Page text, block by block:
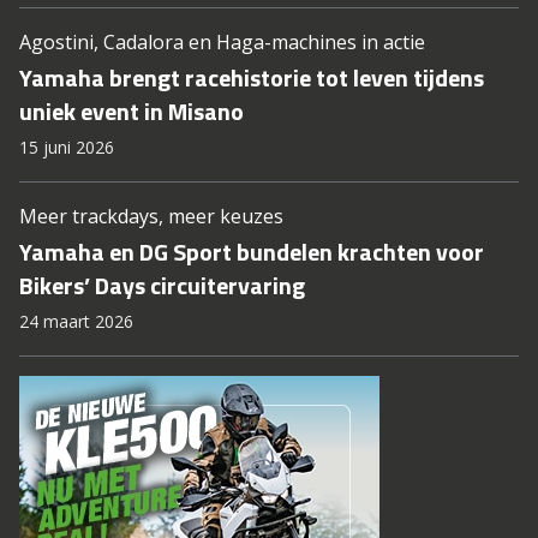
Agostini, Cadalora en Haga-machines in actie
Yamaha brengt racehistorie tot leven tijdens
uniek event in Misano
15 juni 2026
Meer trackdays, meer keuzes
Yamaha en DG Sport bundelen krachten voor
Bikers’ Days circuitervaring
24 maart 2026